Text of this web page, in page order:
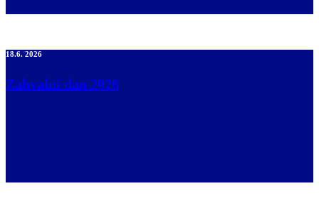
18.6. 2026
Zahvalni dan 2026